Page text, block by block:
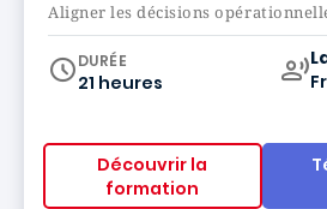
Aligner les décisions
DURÉE
21 heures
Découvrir la
formation